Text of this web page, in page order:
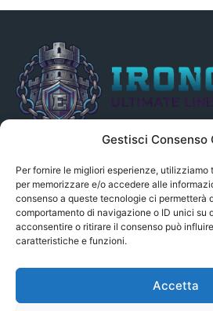
Gestisci Consenso
Per fornire le migliori esperienze,
per memorizzare e/o accedere alle
consenso a queste tecnologie ci permetterà
comportamento di navigazione o ID unici su
acconsentire o ritirare il consenso può
caratteristiche e funzioni.
Accetta
indirettamente, alle Fonti delle notizie
ritenuto responsabile ad alcun titolo dei
altresì che le notizie segnalate
intendersi in alcun modo di proprietà
eccezione degli articoli e dei